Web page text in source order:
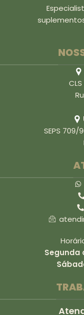
SEPS 709/
Segunda